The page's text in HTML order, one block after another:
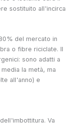
sostituito all'incirca
del mercato in
o fibre riciclate. Il
sono adatti a
la metà, ma
all'anno) e
Va